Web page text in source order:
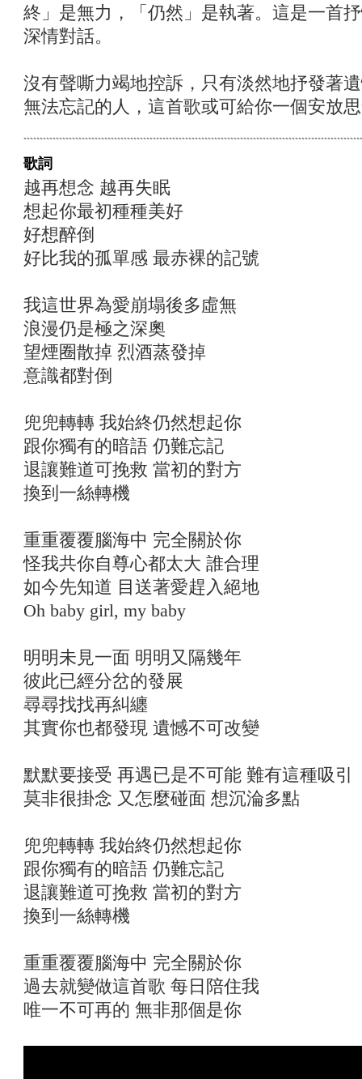
終」是無力，「仍然」是執著。這是一首
深情對話。
沒有聲嘶力竭地控訴，只有淡然地抒發著
無法忘記的人，這首歌或可給你一個安放
歌詞
越再想念 越再失眠
想起你最初種種美好
好想醉倒
好比我的孤單感 最赤裸的記號
我這世界為愛崩塌後多虛無
浪漫仍是極之深奧
望煙圈散掉 烈酒蒸發掉
意識都對倒
兜兜轉轉 我始終仍然想起你
跟你獨有的暗語 仍難忘記
退讓難道可挽救 當初的對方
換到一絲轉機
重重覆覆腦海中 完全關於你
怪我共你自尊心都太大 誰合理
如今先知道 目送著愛趕入絕地
Oh baby girl, my baby
明明未見一面 明明又隔幾年
彼此已經分岔的發展
尋尋找找再糾纏
其實你也都發現 遺憾不可改變
默默要接受 再遇已是不可能 難有這種吸引
莫非很掛念 又怎麼碰面 想沉淪多點
兜兜轉轉 我始終仍然想起你
跟你獨有的暗語 仍難忘記
退讓難道可挽救 當初的對方
換到一絲轉機
重重覆覆腦海中 完全關於你
過去就變做這首歌 每日陪住我
唯一不可再的 無非那個是你